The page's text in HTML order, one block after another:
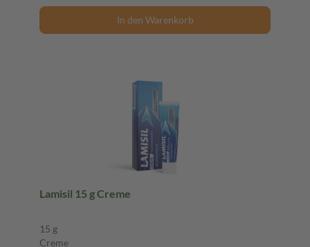
In den Warenkorb
Lamisil 15 g Creme
15 g
Creme